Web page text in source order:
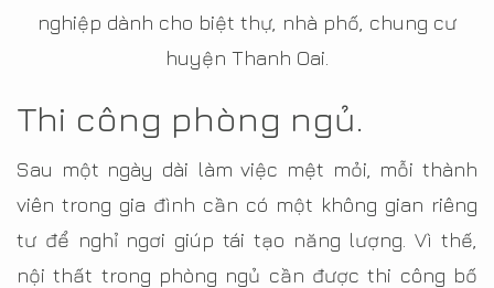
nghiệp dành cho biệt thự, nhà phố, chung cư
huyện Thanh Oai.
Thi công phòng ngủ.
Sau một ngày dài làm việc mệt mỏi, mỗi thành
viên trong gia đình cần có một không gian riêng
tư để nghỉ ngơi giúp tái tạo năng lượng. Vì thế,
nội thất trong phòng ngủ cần được thi công bố